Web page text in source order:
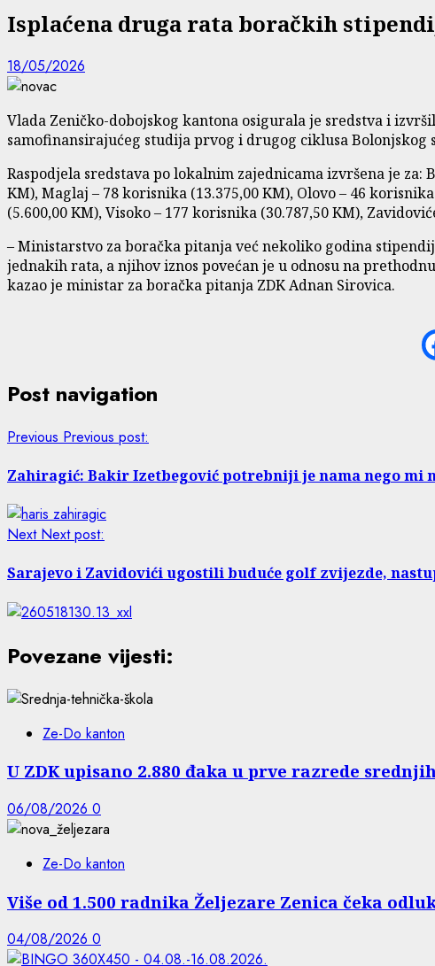
Isplaćena druga rata boračkih
18/05/2026
Vlada Zeničko-dobojskog kantona osigurala je sredstva i
samofinansirajućeg studija prvog i drugog ciklusa Bolonjskog
Raspodjela sredstava po lokalnim zajednicama izvršena je za:
KM), Maglaj – 78 korisnika (13.375,00 KM), Olovo – 46
(5.600,00 KM), Visoko – 177 korisnika (30.787,50 KM),
– Ministarstvo za boračka pitanja već nekoliko godina
jednakih rata, a njihov iznos povećan je u odnosu na
kazao je ministar za boračka pitanja ZDK Adnan Sirovica.
Post navigation
Previous Previous post:
Zahiragić: Bakir Izetbegović potrebniji je nama nego mi
Next Next post:
Sarajevo i Zavidovići ugostili buduće golf zvijezde,
Povezane vijesti:
Ze-Do kanton
U ZDK upisano 2.880 đaka u prve razrede
06/08/2026 0
Ze-Do kanton
Više od 1.500 radnika Željezare Zenica čeka
04/08/2026 0